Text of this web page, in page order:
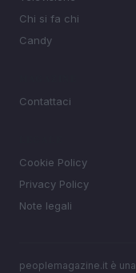
Chi si fa chi
Candy
Contattaci
Cookie Policy
Privacy Policy
Note legali
peoplemagazine.it è